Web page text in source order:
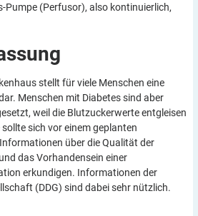
Pumpe (Perfusor), also kontinuierlich,
stellt für viele Menschen eine
Menschen mit Diabetes sind aber
weil die Blutzuckerwerte entgleisen
sich vor einem geplanten
über die Qualität der
das Vorhandensein einer
erkundigen. Informationen der
(DDG) sind dabei sehr nützlich.